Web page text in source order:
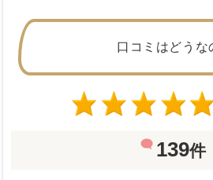
口コミはどうな
139件